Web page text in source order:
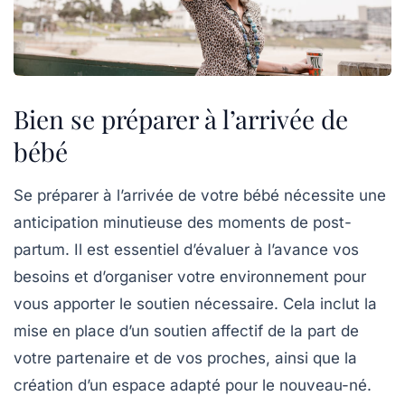
Bien se préparer à l’arrivée de
bébé
Se préparer à l’arrivée de votre bébé nécessite une
anticipation minutieuse des moments de post-
partum. Il est essentiel d’évaluer à l’avance vos
besoins et d’organiser votre environnement pour
vous apporter le soutien nécessaire. Cela inclut la
mise en place d’un soutien affectif de la part de
votre partenaire et de vos proches, ainsi que la
création d’un espace adapté pour le nouveau-né.